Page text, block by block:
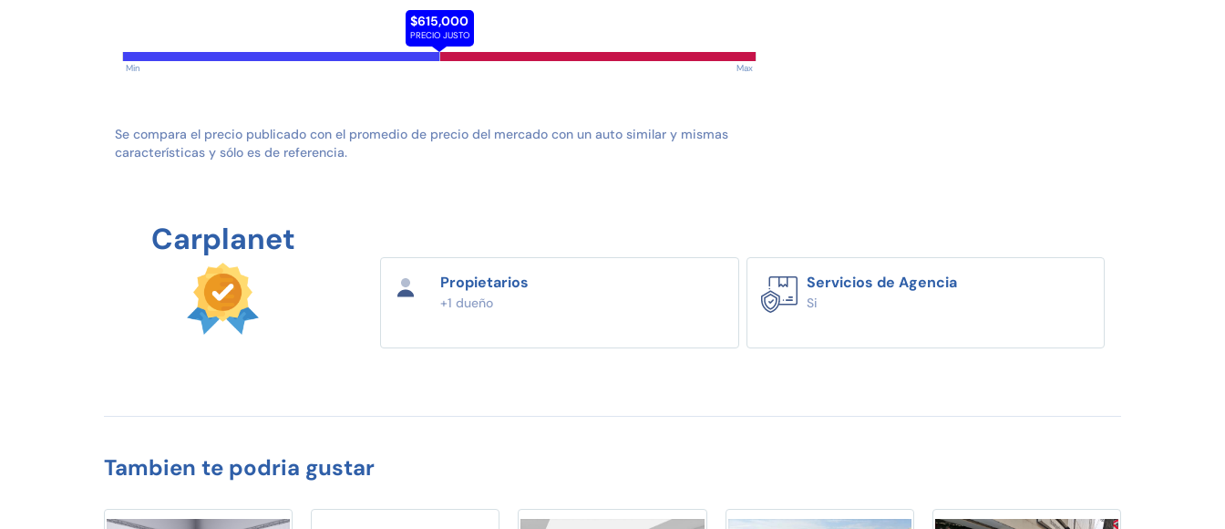
$615,000
PRECIO JUSTO
Min Max
Se compara el precio publicado con el promedio de precio del mercado con un auto similar y mismas
características y sólo es de referencia.
Carplanet
Propietarios
+1 dueño
Servicios de Agencia
Si
Tambien te podria gustar